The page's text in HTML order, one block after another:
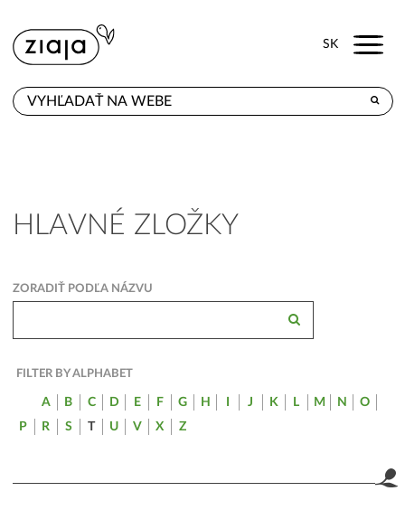
SK Menu
E-SHOP
HLAVNÉ ZLOŽKY
ZORADIŤ PODĽA NÁZVU
FILTER BY ALPHABET
A B C D E F G H J K L M N
O
P
R S T U V X Z